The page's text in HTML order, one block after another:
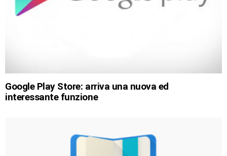
Google Play Store: arriva una nuova ed
interessante funzione